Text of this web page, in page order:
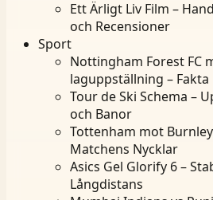
Ett Ärligt Liv Film –
och Recensioner
Sport
Nottingham Forest FC
laguppställning – Fakta
Tour de Ski Schema –
och Banor
Tottenham mot
Matchens Nycklar
Asics Gel Glorify 6 –
Långdistans